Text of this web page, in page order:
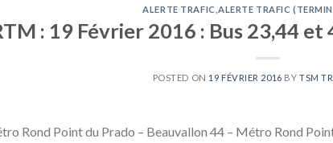
ALERTE TRAFIC ALERTE TRAFIC
: 19 Février 2016 : Bus 23,44
POSTED ON 19 FÉVRIER 2016 BY TSM
Rond Point du Prado – Beauvallon 44 – Métro Rond